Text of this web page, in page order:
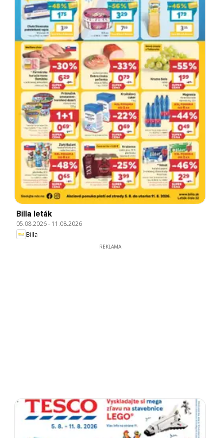
Billa leták
05.08.2026- 11.08.2026
Billa
REKLAMA